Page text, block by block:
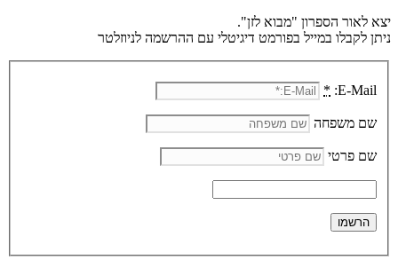
יצא לאור הספרון "מבוא לזן".
ניתן לקבלו במייל בפורמט דיגיטלי עם ההרשמה לניוזלטר
E-Mail:
*
שם משפחה
שם פרטי